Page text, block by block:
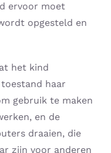
ervoor moet
opgesteld en
het kind
haar
gebruik te maken
en de
draaien, die
zijn voor anderen